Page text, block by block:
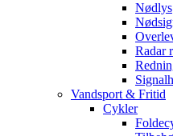
Nødlys
Radar
Vandsport & Fritid
Cykler